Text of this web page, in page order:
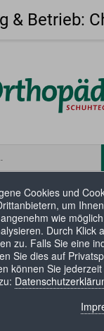
WARENKORB:0 Artikel
Cookies und
um
wie
Durch Klick
zu. Falls Sie eine
Sie dies auf
können Sie